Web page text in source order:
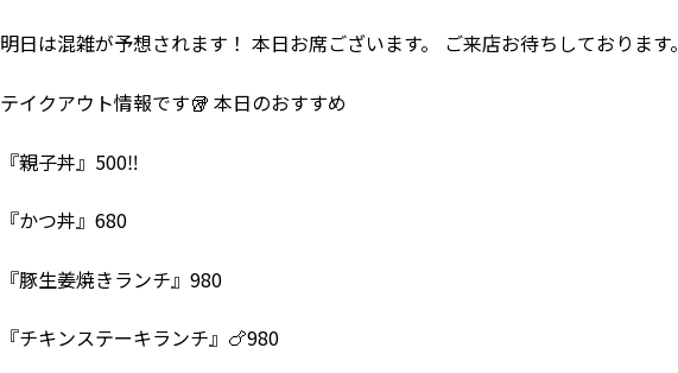
明日は混雑が予想されます！ 本日お席ございます。 ご来店お待ちしております。
テイクアウト情報です🥡 本日のおすすめ
『親子丼』500‼
『かつ丼』680
『豚生姜焼きランチ』980
『チキンステーキランチ』🍗980